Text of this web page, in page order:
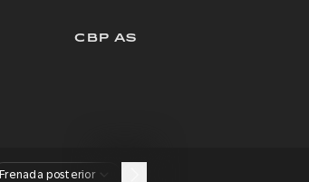
CBP AS
Frenada posterior